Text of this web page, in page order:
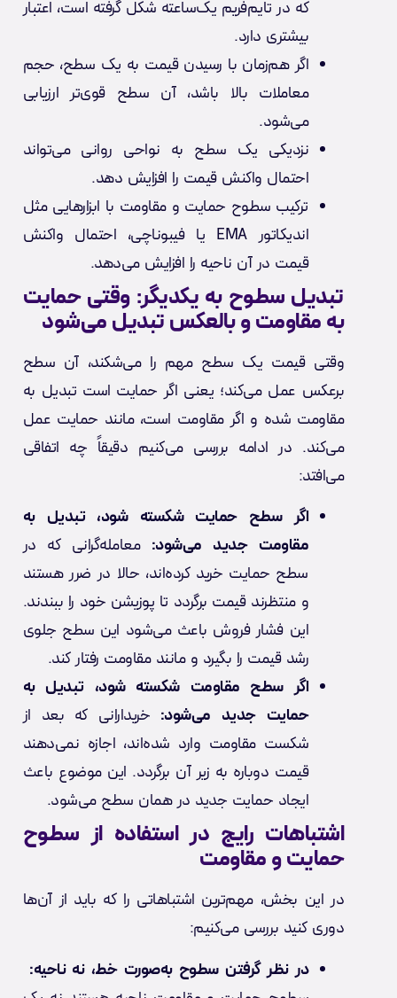
که در تایم‌فریم یک‌ساعته شکل گرفته است، اعتبار
بیشتری دارد.
اگر هم‌زمان با رسیدن قیمت به یک سطح، حجم
معاملات بالا باشد، آن سطح قوی‌تر ارزیابی
می‌شود.
نزدیکی یک سطح به نواحی روانی می‌تواند
احتمال واکنش قیمت را افزایش دهد.
ترکیب سطوح حمایت و مقاومت با ابزارهایی مثل
اندیکاتور EMA یا فیبوناچی، احتمال واکنش
قیمت در آن ناحیه را افزایش می‌دهد.
تبدیل سطوح به یکدیگر: وقتی حمایت
به مقاومت و بالعکس تبدیل می‌شود
وقتی قیمت یک سطح مهم را می‌شکند، آن سطح
برعکس عمل می‌کند؛ یعنی اگر حمایت است تبدیل به
مقاومت شده و اگر مقاومت است، مانند حمایت عمل
می‌کند. در ادامه بررسی می‌کنیم دقیقاً چه اتفاقی
می‌افتد:
اگر سطح حمایت شکسته شود، تبدیل به
مقاومت جدید می‌شود: معامله‌گرانی که در
سطح حمایت خرید کرده‌اند، حالا در ضرر هستند
و منتظرند قیمت برگردد تا پوزیشن خود را ببندند.
این فشار فروش باعث می‌شود این سطح جلوی
رشد قیمت را بگیرد و مانند مقاومت رفتار کند.
اگر سطح مقاومت شکسته شود، تبدیل به
حمایت جدید می‌شود: خریدارانی که بعد از
شکست مقاومت وارد شده‌اند، اجازه نمی‌دهند
قیمت دوباره به زیر آن برگردد. این موضوع باعث
ایجاد حمایت جدید در همان سطح می‌شود.
اشتباهات رایج در استفاده از سطوح
حمایت و مقاومت
در این بخش، مهم‌ترین اشتباهاتی را که باید از آن‌ها
دوری کنید بررسی می‌کنیم:
در نظر گرفتن سطوح به‌صورت خط، نه ناحیه: